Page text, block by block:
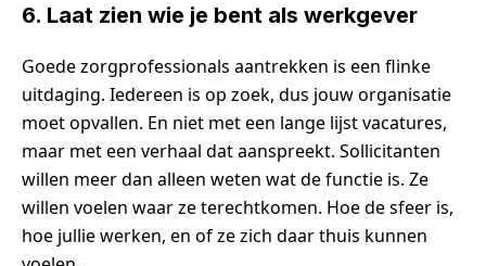
6. Laat zien wie je bent als werkgever
Goede zorgprofessionals aantrekken is een flinke
uitdaging. Iedereen is op zoek, dus jouw organisatie
moet opvallen. En niet met een lange lijst vacatures,
maar met een verhaal dat aanspreekt. Sollicitanten
willen meer dan alleen weten wat de functie is. Ze
willen voelen waar ze terechtkomen. Hoe de sfeer is,
hoe jullie werken, en of ze zich daar thuis kunnen